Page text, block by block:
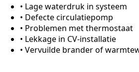
• Lage waterdruk in systeem
• Defecte circulatiepomp
• Problemen met thermostaat
• Lekkage in CV-installatie
• Vervuilde brander of